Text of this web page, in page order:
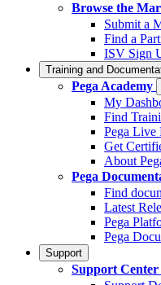
Browse the
Submit a
Find a
ISV Sign
Training and
Pega Academy
My
Find
Pega Live
Get
About
Pega
Find
Latest
Pega
Pega
Support
Support Center